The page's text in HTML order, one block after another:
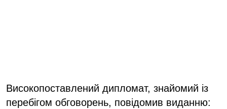
Високопоставлений дипломат, знайомий із
перебігом обговорень, повідомив виданню: